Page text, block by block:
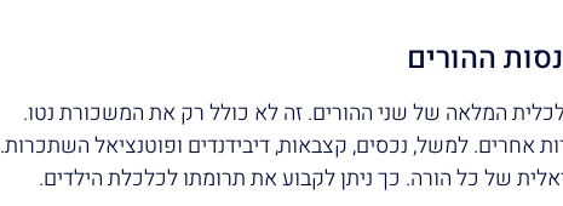
המלאה של שני ההורים. זה לא כולל רק את המשכורת נטו.
אחרים. למשל, נכסים, קצבאות, דיבידנדים ופוטנציאל השתכרות.
של כל הורה. כך ניתן לקבוע את תרומתו לכלכלת הילדים.